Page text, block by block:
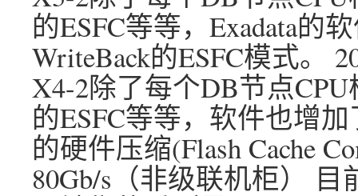
的ESFC等等，Exadata的
WriteBack的ESFC模式。
X4-2除了每个DB节点
的ESFC等等，软件也增
的硬件压缩(Flash Cache
80Gb/s（非级联机柜）